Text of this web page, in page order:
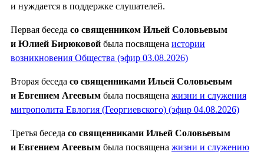
и нуждается в поддержке слушателей.
Первая беседа со священником Ильей Соловьевым
и Юлией Бирюковой была посвящена истории
возникновения Общества (эфир 03.08.2026)
Вторая беседа со священниками Ильей Соловьевым
и Евгением Агеевым была посвящена жизни и служения
митрополита Евлогия (Георгиевского) (эфир 04.08.2026)
Третья беседа со священниками Ильей Соловьевым
и Евгением Агеевым была посвящена жизни и служению